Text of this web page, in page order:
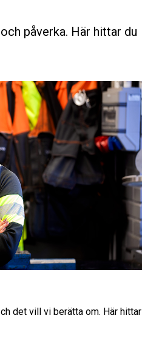
påverka. Här hittar du
det vill vi berätta om. Här hittar